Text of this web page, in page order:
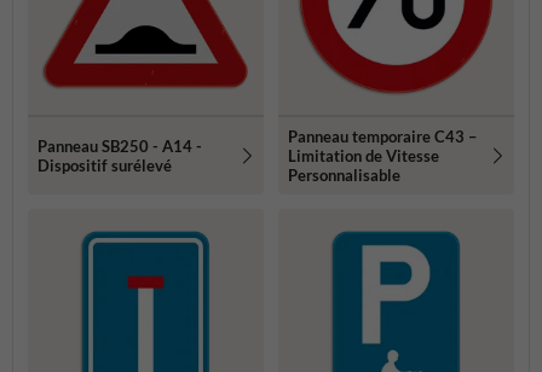
Panneau SB250 - A14 -
Dispositif surélevé
Panneau temporaire C43 –
Limitation de Vitesse
Personnalisable